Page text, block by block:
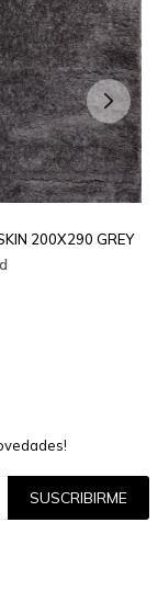
200X290 GREY
SUSCRIBIRME